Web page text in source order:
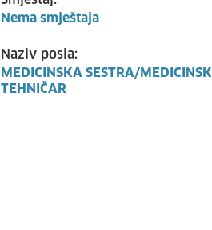
Nema smještaja
Naziv posla:
MEDICINSKA SESTRA/MEDICINSKI
TEHNIČAR